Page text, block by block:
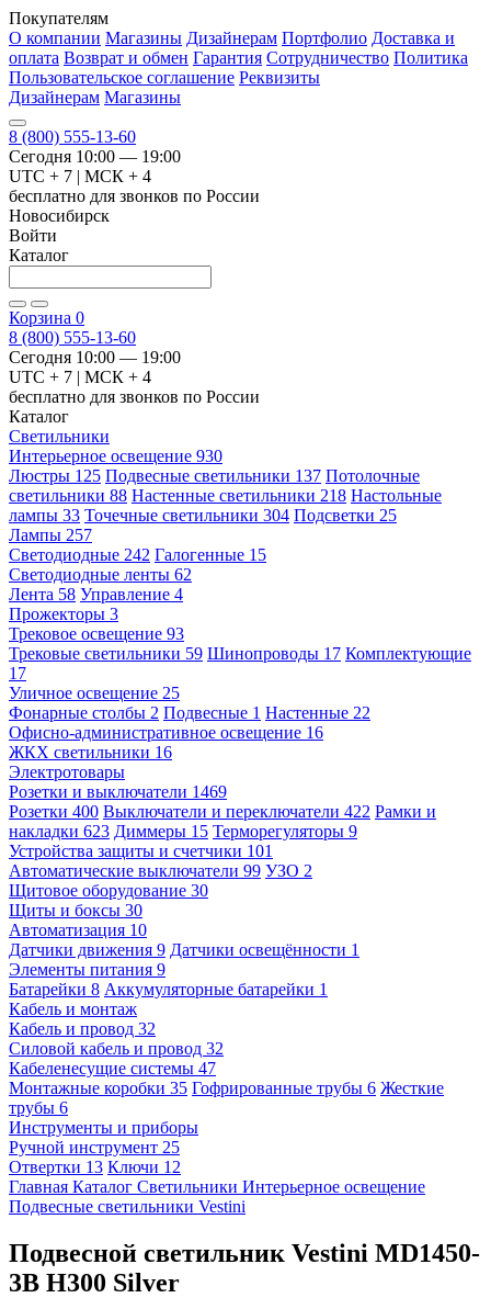
Покупателям
О компании Магазины Дизайнерам Портфолио Доставка и
оплата Возврат и обмен Гарантия Сотрудничество Политика
Пользовательское соглашение Реквизиты
Дизайнерам Магазины
8 (800) 555-13-60
Сегодня 10:00 — 19:00
UTC + 7 | МСК + 4
бесплатно для звонков по России
Новосибирск
Войти
Каталог
Корзина 0
8 (800) 555-13-60
Сегодня 10:00 — 19:00
UTC + 7 | МСК + 4
бесплатно для звонков по России
Каталог
Светильники
Интерьерное освещение 930
Люстры 125 Подвесные светильники 137 Потолочные
светильники 88 Настенные светильники 218 Настольные
лампы 33 Точечные светильники 304 Подсветки 25
Лампы 257
Светодиодные 242 Галогенные 15
Светодиодные ленты 62
Лента 58 Управление 4
Прожекторы 3
Трековое освещение 93
Трековые светильники 59 Шинопроводы 17 Комплектующие
17
Уличное освещение 25
Фонарные столбы 2 Подвесные 1 Настенные 22
Офисно-административное освещение 16
ЖКХ светильники 16
Электротовары
Розетки и выключатели 1469
Розетки 400 Выключатели и переключатели 422 Рамки и
накладки 623 Диммеры 15 Терморегуляторы 9
Устройства защиты и счетчики 101
Автоматические выключатели 99 УЗО 2
Щитовое оборудование 30
Щиты и боксы 30
Автоматизация 10
Датчики движения 9 Датчики освещённости 1
Элементы питания 9
Батарейки 8 Аккумуляторные батарейки 1
Кабель и монтаж
Кабель и провод 32
Силовой кабель и провод 32
Кабеленесущие системы 47
Монтажные коробки 35 Гофрированные трубы 6 Жесткие
трубы 6
Инструменты и приборы
Ручной инструмент 25
Отвертки 13 Ключи 12
Главная Каталог Светильники Интерьерное освещение
Подвесные светильники Vestini
Подвесной светильник Vestini MD1450-
3B H300 Silver